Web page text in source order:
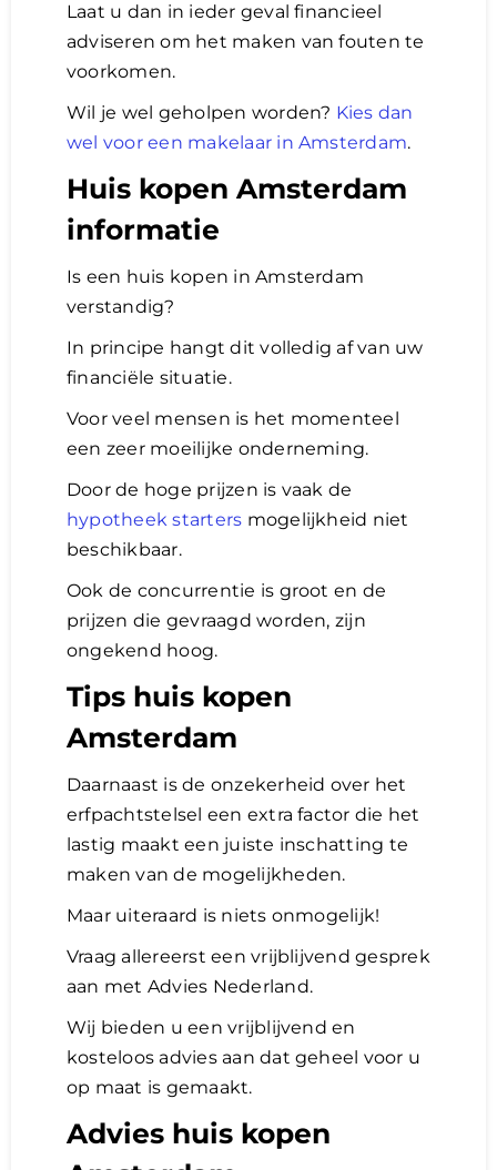
Laat u dan in ieder geval financieel
adviseren om het maken van fouten te
voorkomen.
Wil je wel geholpen worden? Kies dan
wel voor een makelaar in Amsterdam.
Huis kopen Amsterdam
informatie
Is een huis kopen in Amsterdam
verstandig?
In principe hangt dit volledig af van uw
financiële situatie.
Voor veel mensen is het momenteel
een zeer moeilijke onderneming.
Door de hoge prijzen is vaak de
hypotheek starters mogelijkheid niet
beschikbaar.
Ook de concurrentie is groot en de
prijzen die gevraagd worden, zijn
ongekend hoog.
Tips huis kopen
Amsterdam
Daarnaast is de onzekerheid over het
erfpachtstelsel een extra factor die het
lastig maakt een juiste inschatting te
maken van de mogelijkheden.
Maar uiteraard is niets onmogelijk!
Vraag allereerst een vrijblijvend gesprek
aan met Advies Nederland.
Wij bieden u een vrijblijvend en
kosteloos advies aan dat geheel voor u
op maat is gemaakt.
Advies huis kopen